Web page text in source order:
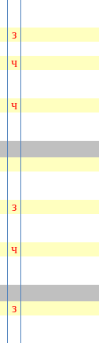
з
ч
ч
з
ч
з